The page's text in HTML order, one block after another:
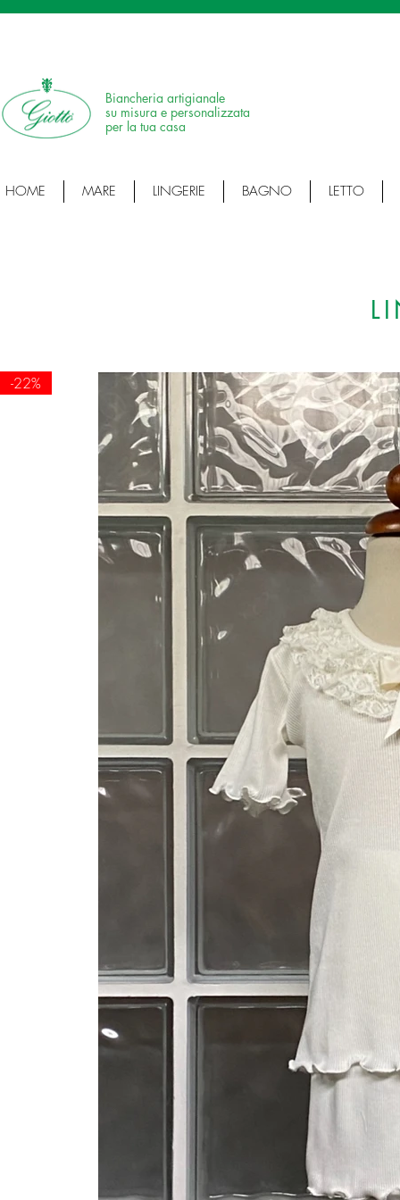
Biancheria artigianale
su misura e personalizzata
per la tua casa
HOME MARE LINGERIE BAGNO LETTO
-22%